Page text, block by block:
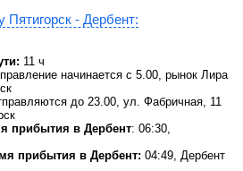
Пятигорск - Дербент:
11 ч
начинается с 5.00, рынок Лира
до 23.00, ул. Фабричная, 11
прибытия в Дербент: 06:30,
прибытия в Дербент: 04:49, Дербент